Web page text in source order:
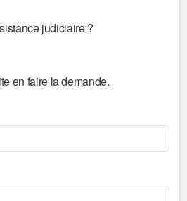
judiciaire ?
en faire la demande.